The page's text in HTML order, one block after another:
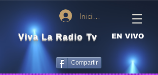
Iniciar sesión
Viva La Radio Tv EN VIVO
Compartir